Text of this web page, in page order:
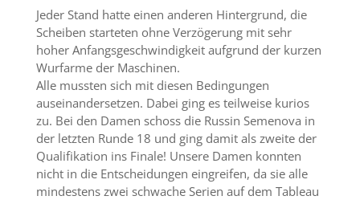
Jeder Stand hatte einen anderen Hintergrund, die
Scheiben starteten ohne Verzögerung mit sehr
hoher Anfangsgeschwindigkeit aufgrund der kurzen
Wurfarme der Maschinen.
Alle mussten sich mit diesen Bedingungen
auseinandersetzen. Dabei ging es teilweise kurios
zu. Bei den Damen schoss die Russin Semenova in
der letzten Runde 18 und ging damit als zweite der
Qualifikation ins Finale! Unsere Damen konnten
nicht in die Entscheidungen eingreifen, da sie alle
mindestens zwei schwache Serien auf dem Tableau